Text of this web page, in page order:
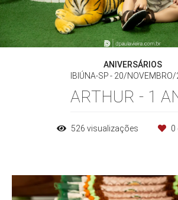
ANIVERSÁRIOS
IBIÚNA-SP
20/
ARTHUR - 1
526 visualizações 0